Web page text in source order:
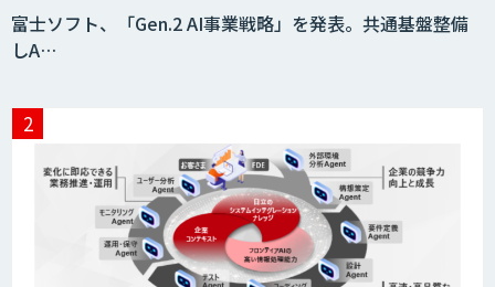
富士ソフト、「Gen.2 AI事業戦略」を発表。共通基盤整備
しA…